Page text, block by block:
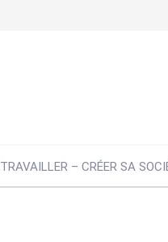
TRAVAILLER – CRÉER SA